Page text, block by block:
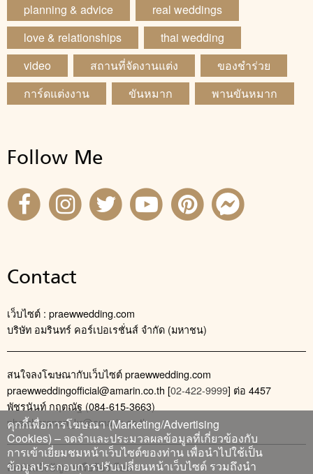
planning & advice
real weddings
love & relationships
thai wedding
video
สถานที่จัดงานแต่ง
ของชำร่วย
การ์ดแต่งงาน
ขันหมาก พานขันหมาก
Follow Me
Contact
เว็บไซต์ : praewwedding.com
บริษัท อมรินทร์ คอร์เปอเรชั่นส์ จำกัด (มหาชน)
สนใจลงโฆษณากับเว็บไซต์ praewwedding.com
praewweddingofficial@amarin.co.th [02-422-9999] ต่อ 4457
พัชรนันท์ กฤตณัฐ (084-615-3663)
phatcharanan_kr@amarin.co.th
ติดต่อแจ้งปัญหาหรือร้องเรียน
คุกกี้เพื่อการโฆษณา (Marketing/Advertising
Cookies) – จดจำและประมวลผลข้อมูลที่เกี่ยวข้องกับ
การเข้าเยี่ยมชมหน้าเว็บไซต์ของท่าน เพื่อนำไปใช้เป็น
ข้อมูลประกอบการปรับเปลี่ยนหน้าเว็บไซต์ รวมถึงนำ